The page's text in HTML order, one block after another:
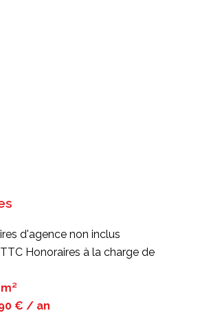
d'agence non inclus
Honoraires à la charge de
€ / an